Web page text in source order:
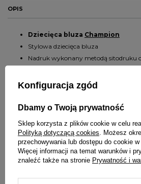
OPIS
Dziecięca bluza Champion
Stylowa dziecięca bluza
Nadruk wykonany metodą sitodruku
Marka Champion
Kolor czarny
Potwierdź obecność oznaczeń lub
wymaganych przepisami
ZADAJ PYTANIE
WYBRANE
Konfiguracja zgód
Dbamy o Twoją prywatność
Sklep korzysta z plików cookie w celu
Polityką dotyczącą cookies. Możesz
przechowywania lub dostępu do cookie
Więcej informacji na temat warunków i
znaleźć także na stronie Prywatność i